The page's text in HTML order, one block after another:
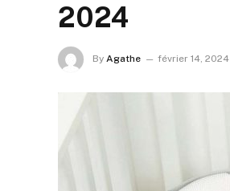
2024
By Agathe février 14, 2024